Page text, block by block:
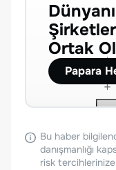
Ortak
Papara
Bu haber
danışmanlığı
risk